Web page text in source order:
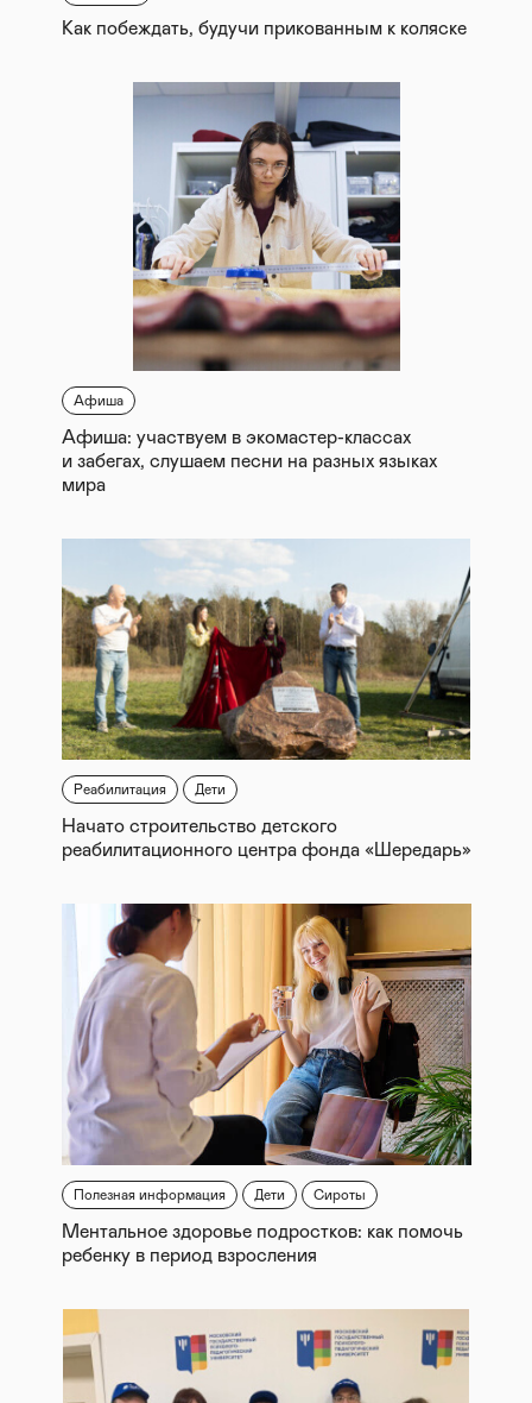
Как побеждать, будучи прикованным к коляске
Афиша
Афиша: участвуем в экомастер-классах
и забегах, слушаем песни на разных языках
мира
Реабилитация Дети
Начато строительство детского
реабилитационного центра фонда «Шередарь»
Полезная информация Дети Сироты
Ментальное здоровье подростков: как помочь
ребенку в период взросления